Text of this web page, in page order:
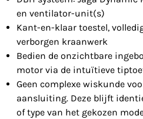
en ventilator-unit(s)
Kant-en-klaar toestel,
verborgen kraanwerk
Bedien de onzichtbare
motor via de intuïtieve
Geen complexe wiskunde
aansluiting. Deze blijft
of type van het gekozen